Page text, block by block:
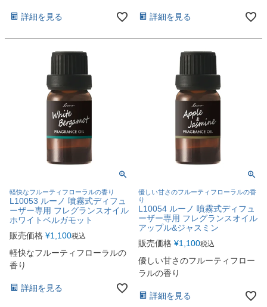
詳細を見る 詳細を見る
軽快なフルーティフローラルの香り
L10053 ルーノ 噴霧式ディフュ
ーザー専用 フレグランスオイル
ホワイトベルガモット
販売価格 ¥1,100税込
軽快なフルーティフローラルの
香り
詳細を見る
優しい甘さのフルーティフローラルの香
り
L10054 ルーノ 噴霧式ディフュ
ーザー専用 フレグランスオイル
アップル&ジャスミン
販売価格 ¥1,100税込
優しい甘さのフルーティフロー
ラルの香り
詳細を見る